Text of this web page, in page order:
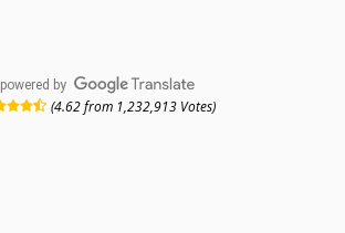
powered by
(4.62 from 1,232,913 Votes)